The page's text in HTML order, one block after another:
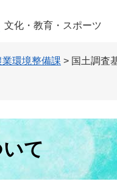
文化・教育・スポーツ
業環境整備課 > 国土調査
て